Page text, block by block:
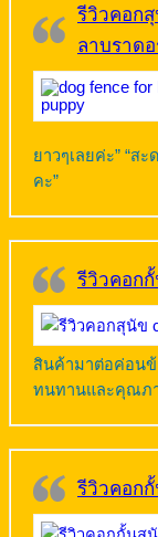
รีวิวคอก
ลาบราด
ยาวๆเลยค่ะ” “ส
คะ”
รีวิวคอก
สินค้ามาต่อค่อนข้
ทนทานและคุณภ
รีวิวคอก